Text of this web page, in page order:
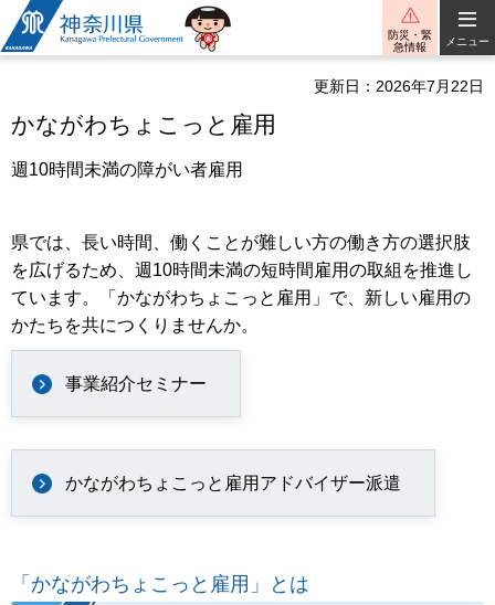
神奈川県
防災・緊
急情報
メニュー
更新日：2026年7月22日
かながわちょこっと雇用
週10時間未満の障がい者雇用
県では、長い時間、働くことが難しい方の働き方の選択肢
を広げるため、週10時間未満の短時間雇用の取組を推進し
ています。「かながわちょこっと雇用」で、新しい雇用の
かたちを共につくりませんか。
事業紹介セミナー
かながわちょこっと雇用アドバイザー派遣
「かながわちょこっと雇用」とは